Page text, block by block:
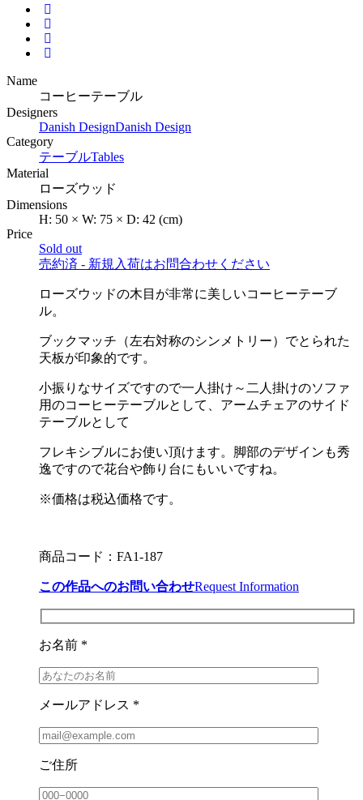
Name
コーヒーテーブル
Designers
Danish DesignDanish Design
Category
テーブルTables
Material
ローズウッド
Dimensions
H: 50 × W: 75 × D: 42 (cm)
Price
Sold out
売約済 - 新規入荷はお問合わせください
ローズウッドの木目が非常に美しいコーヒーテーブ
ル。
ブックマッチ（左右対称のシンメトリー）でとられた
天板が印象的です。
小振りなサイズですので一人掛け～二人掛けのソファ
用のコーヒーテーブルとして、アームチェアのサイド
テーブルとして
フレキシブルにお使い頂けます。脚部のデザインも秀
逸ですので花台や飾り台にもいいですね。
※価格は税込価格です。
商品コード：FA1-187
この作品へのお問い合わせRequest Information
お名前 *
メールアドレス *
ご住所